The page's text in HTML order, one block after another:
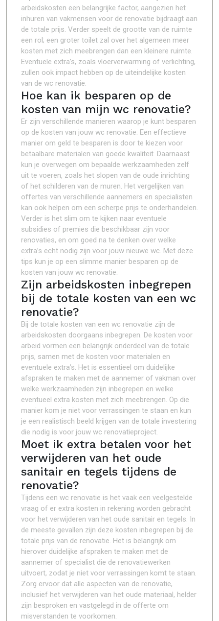
arbeidskosten een belangrijke factor, aangezien het
inhuren van vakmensen voor de renovatie bijdraagt aan
de totale prijs. Verder speelt de grootte van de ruimte
een rol; een groter toilet zal over het algemeen meer
kosten met zich meebrengen dan een kleinere ruimte.
Eventuele extra’s, zoals vloerverwarming of verlichting,
zullen ook impact hebben op de uiteindelijke kosten
van de wc renovatie.
Hoe kan ik besparen op de
kosten van mijn wc renovatie?
Er zijn verschillende manieren waarop je kunt besparen
op de kosten van jouw wc renovatie. Een effectieve
manier om geld te besparen is door te kiezen voor
betaalbare materialen van goede kwaliteit. Daarnaast
kun je overwegen om bepaalde werkzaamheden zelf
uit te voeren, zoals het slopen van de oude inrichting
of het schilderen van de muren. Het vergelijken van
offertes van verschillende aannemers en specialisten
kan ook helpen om een scherpe prijs te onderhandelen.
Verder is het slim om te kijken naar eventuele
subsidies of premies die beschikbaar zijn voor
renovaties, en om goed na te denken over welke
extra’s echt nodig zijn voor jouw nieuwe wc. Met deze
tips kun je op een slimme manier besparen op de
kosten van jouw wc renovatie.
Zijn arbeidskosten inbegrepen
bij de totale kosten van een wc
renovatie?
Bij de totale kosten van een wc renovatie zijn de
arbeidskosten doorgaans inbegrepen. De kosten voor
arbeid vormen een belangrijk onderdeel van de totale
prijs, samen met de kosten voor materialen en
eventuele extra’s. Het is essentieel om duidelijke
afspraken te maken met de aannemer of vakman over
welke werkzaamheden zijn inbegrepen en welke
eventueel extra kosten met zich meebrengen. Op die
manier kom je niet voor verrassingen te staan en kun
je een realistisch beeld krijgen van de totale investering
die nodig is voor jouw wc renovatieproject.
Moet ik extra betalen voor het
verwijderen van het oude
sanitair en tegels tijdens de
renovatie?
Tijdens een wc renovatie is het vaak een veelgestelde
vraag of er extra kosten in rekening worden gebracht
voor het verwijderen van het oude sanitair en tegels. In
de meeste gevallen zijn deze kosten inbegrepen bij de
totale prijs van de renovatie. Het is belangrijk om
hierover duidelijke afspraken te maken met de
aannemer of specialist die de renovatiewerken
uitvoert, zodat je niet voor verrassingen komt te staan.
Zorg ervoor dat alle aspecten van de renovatie,
inclusief het verwijderen van het oude materiaal, helder
zijn besproken en vastgelegd in de offerte om
misverstanden te voorkomen.